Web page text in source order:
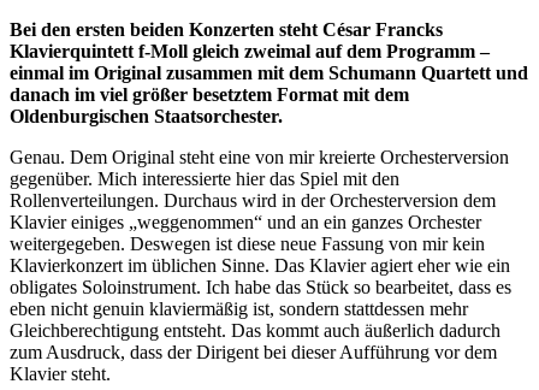
Bei den ersten beiden Konzerten steht César Francks
Klavierquintett f-Moll gleich zweimal auf dem Programm –
einmal im Original zusammen mit dem Schumann Quartett und
danach im viel größer besetztem Format mit dem
Oldenburgischen Staatsorchester.
Genau. Dem Original steht eine von mir kreierte Orchesterversion
gegenüber. Mich interessierte hier das Spiel mit den
Rollenverteilungen. Durchaus wird in der Orchesterversion dem
Klavier einiges „weggenommen“ und an ein ganzes Orchester
weitergegeben. Deswegen ist diese neue Fassung von mir kein
Klavierkonzert im üblichen Sinne. Das Klavier agiert eher wie ein
obligates Soloinstrument. Ich habe das Stück so bearbeitet, dass es
eben nicht genuin klaviermäßig ist, sondern stattdessen mehr
Gleichberechtigung entsteht. Das kommt auch äußerlich dadurch
zum Ausdruck, dass der Dirigent bei dieser Aufführung vor dem
Klavier steht.